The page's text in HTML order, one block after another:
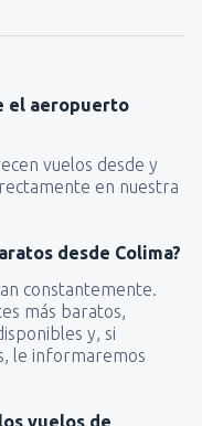
el aeropuerto
vuelos desde y
en nuestra
desde Colima?
constantemente.
más baratos,
y, si
le informaremos
vuelos de